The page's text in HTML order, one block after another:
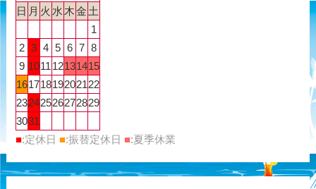
日 月 火 水 木金 土
1
2 3 4 5 6 7 8
9 1011 12131415
16171819202122
23242526272829
3031
■:定休日 ■:振替定休日 ■:夏季休業